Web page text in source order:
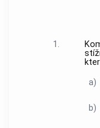
1.
a)
b)